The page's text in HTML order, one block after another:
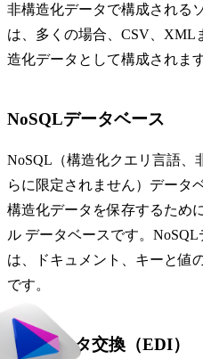
非構造化データで構成される
は、多くの場合、CSV、XML
造化データとして構成されます
NoSQLデータベース
NoSQL（構造化クエリ言語、
らに限定されません）データ
構造化データを保存するため
ル データベースです。
は、ドキュメント、キーと値
です。
電子データ交換（EDI）